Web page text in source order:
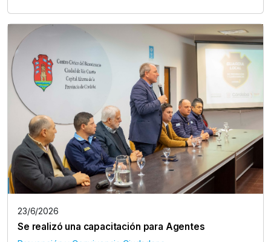
23/6/2026
Se realizó una capacitación para Agentes